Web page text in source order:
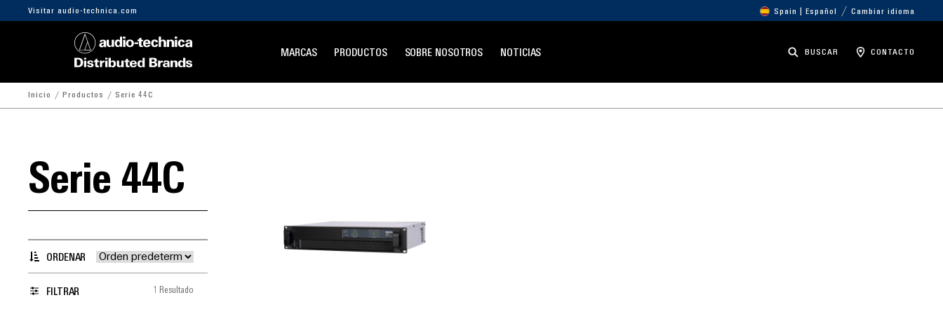
Visitar audio-technica.com Spain | Español Cambiar idioma
MARCAS PRODUCTOS SOBRE NOSOTROS NOTICIAS BUSCAR CONTACTO
Inicio Productos Serie 44C
Serie 44C
ORDENAR
FILTRAR 1 Resultado